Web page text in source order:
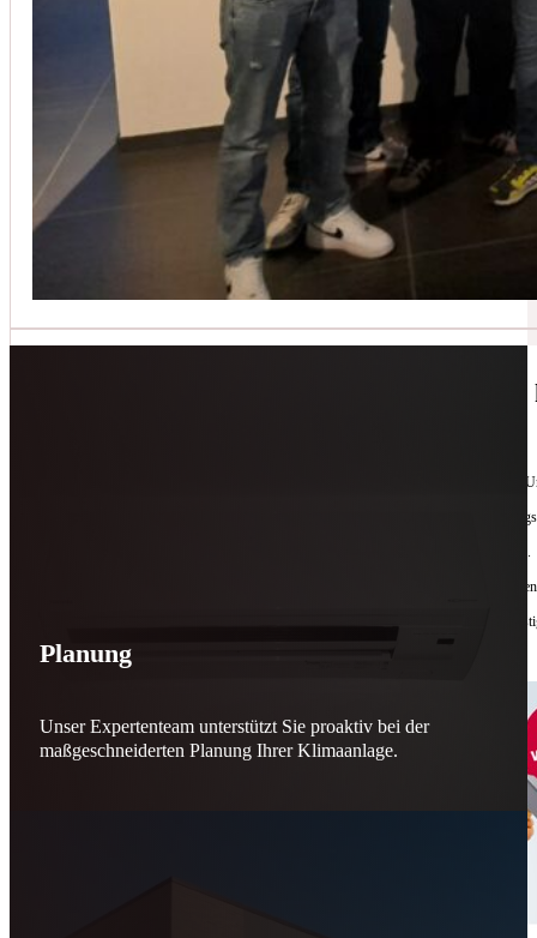
🔧 Geräte-Retter-Prämie – Weil
Manchmal braucht es nur eine zweite Chance. Für Geräte. Für Ressourcen. Für unsere
reparieren wir, was andere
Jede gerettete Maschine zählt. Jeder reparierte Motor wirkt. Jede Entscheidung macht
Reparieren statt wegwerfen. Verantwortung statt Verschwendung. Zukunft statt
Schicker. Wir bringen’s wieder zum Laufen.
Jetzt kontaktieren
Planung
Unser Expertenteam unterstützt Sie proaktiv bei der
maßgeschneiderten Planung Ihrer Klimaanlage.